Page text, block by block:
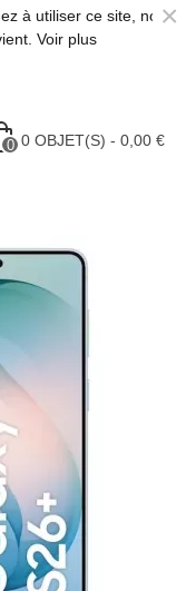
à utiliser ce site, nous
Voir plus
×
0 0 OBJET(S) - 0,00 €